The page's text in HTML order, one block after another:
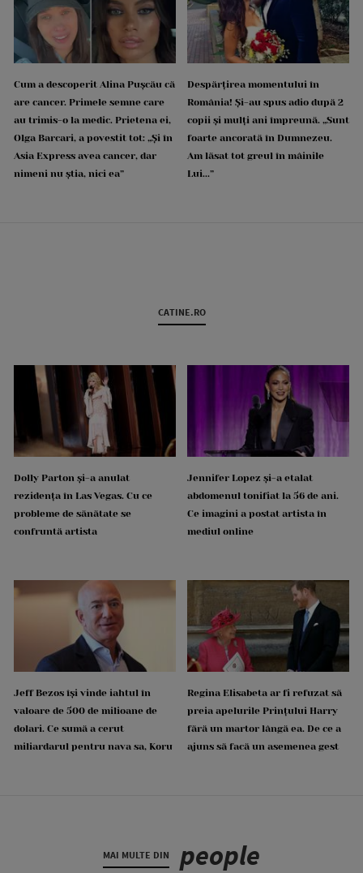
Cum a descoperit Alina Pușcău că
are cancer. Primele semne care
au trimis-o la medic. Prietena ei,
Olga Barcari, a povestit tot: „Și în
Asia Express avea cancer, dar
nimeni nu știa, nici ea”
Despărțirea momentului în
România! Și-au spus adio după 2
copii și mulți ani împreună. „Sunt
foarte ancorată în Dumnezeu.
Am lăsat tot greul în mâinile
Lui...”
CATINE.RO
Dolly Parton și-a anulat
rezidența în Las Vegas. Cu ce
probleme de sănătate se
confruntă artista
Jennifer Lopez și-a etalat
abdomenul tonifiat la 56 de ani.
Ce imagini a postat artista în
mediul online
Jeff Bezos își vinde iahtul în
valoare de 500 de milioane de
dolari. Ce sumă a cerut
miliardarul pentru nava sa, Koru
Regina Elisabeta ar fi refuzat să
preia apelurile Prințului Harry
fără un martor lângă ea. De ce a
ajuns să facă un asemenea gest
MAI MULTE DIN people